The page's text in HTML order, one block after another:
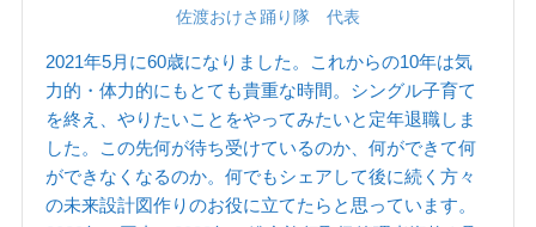
佐渡おけさ踊り隊 代表
2021年5月に60歳になりました。これからの10年は気
力的・体力的にもとても貴重な時間。シングル子育て
を終え、やりたいことをやってみたいと定年退職しま
した。この先何が待ち受けているのか、何ができて何
ができなくなるのか。何でもシェアして後に続く方々
の未来設計図作りのお役に立てたらと思っています。